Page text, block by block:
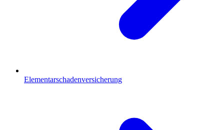
Elementarschadenversicherung